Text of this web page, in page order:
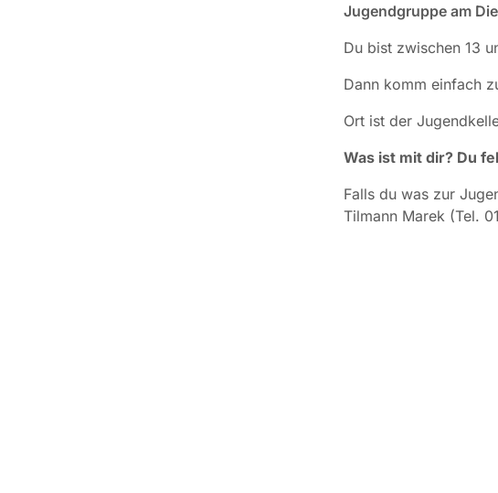
Jugendgruppe am
Du bist zwischen 13
Dann komm einfach
Ort ist der
Was ist mit dir? Du
Falls du was zur
Tilmann Marek (Tel.